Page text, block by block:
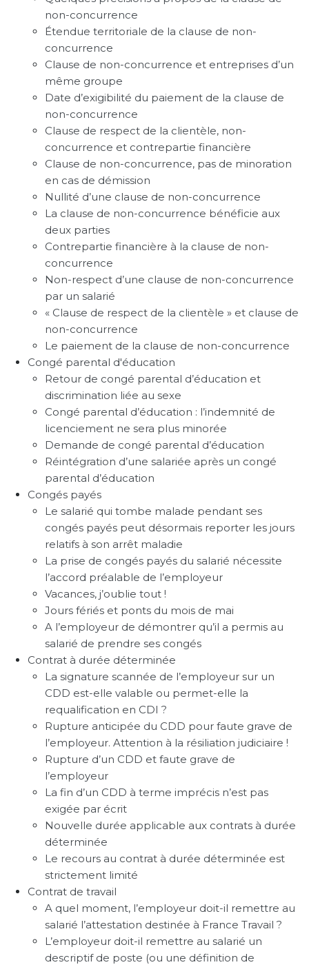
non-concurrence
Étendue territoriale de la clause de non-
concurrence
Clause de non-concurrence et entreprises d’un
même groupe
Date d’exigibilité du paiement de la clause de
non-concurrence
Clause de respect de la clientèle, non-
concurrence et contrepartie financière
Clause de non-concurrence, pas de minoration
en cas de démission
Nullité d’une clause de non-concurrence
La clause de non-concurrence bénéficie aux
deux parties
Contrepartie financière à la clause de non-
concurrence
Non-respect d’une clause de non-concurrence
par un salarié
« Clause de respect de la clientèle » et clause de
non-concurrence
Le paiement de la clause de non-concurrence
Congé parental d'éducation
Retour de congé parental d’éducation et
discrimination liée au sexe
Congé parental d’éducation : l’indemnité de
licenciement ne sera plus minorée
Demande de congé parental d’éducation
Réintégration d’une salariée après un congé
parental d’éducation
Congés payés
Le salarié qui tombe malade pendant ses
congés payés peut désormais reporter les jours
relatifs à son arrêt maladie
La prise de congés payés du salarié nécessite
l’accord préalable de l’employeur
Vacances, j’oublie tout !
Jours fériés et ponts du mois de mai
A l’employeur de démontrer qu’il a permis au
salarié de prendre ses congés
Contrat à durée déterminée
La signature scannée de l’employeur sur un
CDD est-elle valable ou permet-elle la
requalification en CDI ?
Rupture anticipée du CDD pour faute grave de
l’employeur. Attention à la résiliation judiciaire !
Rupture d’un CDD et faute grave de
l’employeur
La fin d’un CDD à terme imprécis n’est pas
exigée par écrit
Nouvelle durée applicable aux contrats à durée
déterminée
Le recours au contrat à durée déterminée est
strictement limité
Contrat de travail
A quel moment, l’employeur doit-il remettre au
salarié l’attestation destinée à France Travail ?
L’employeur doit-il remettre au salarié un
descriptif de poste (ou une définition de